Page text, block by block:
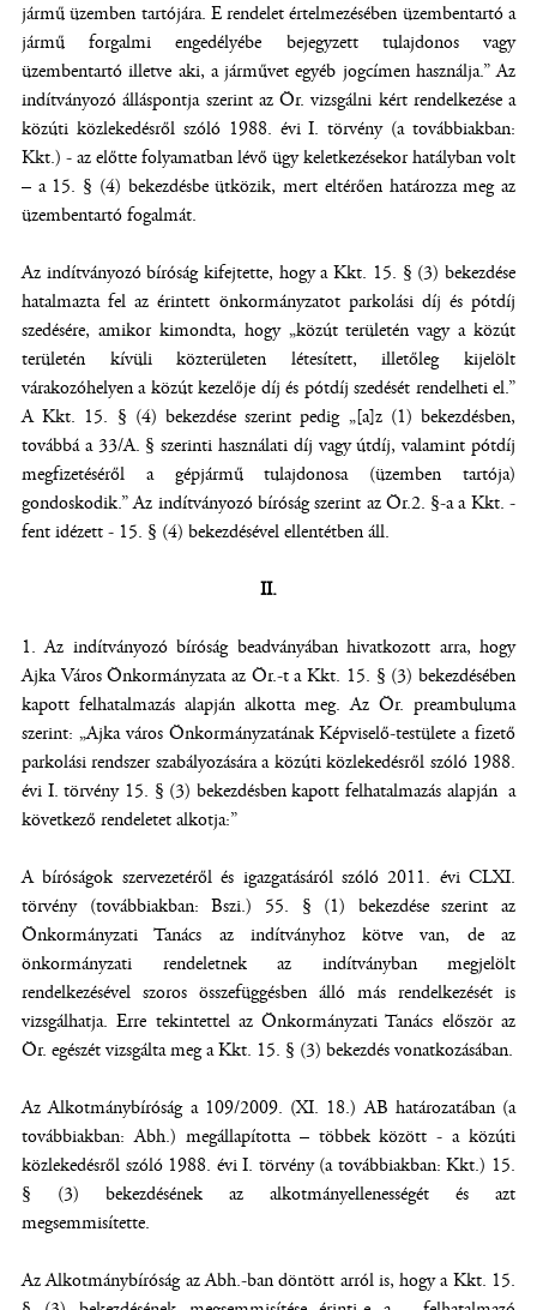
jármű üzemben tartójára. E rendelet értelmezésében üzembentartó a
jármű forgalmi engedélyébe bejegyzett tulajdonos vagy
üzembentartó illetve aki, a járművet egyéb jogcímen használja.” Az
indítványozó álláspontja szerint az Ör. vizsgálni kért rendelkezése a
közúti közlekedésről szóló 1988. évi I. törvény (a továbbiakban:
Kkt.) - az előtte folyamatban lévő ügy keletkezésekor hatályban volt
– a 15. § (4) bekezdésbe ütközik, mert eltérően határozza meg az
üzembentartó fogalmát.
Az indítványozó bíróság kifejtette, hogy a Kkt. 15. § (3) bekezdése
hatalmazta fel az érintett önkormányzatot parkolási díj és pótdíj
szedésére, amikor kimondta, hogy „közút területén vagy a közút
területén kívüli közterületen létesített, illetőleg kijelölt
várakozóhelyen a közút kezelője díj és pótdíj szedését rendelheti el.”
A Kkt. 15. § (4) bekezdése szerint pedig „[a]z (1) bekezdésben,
továbbá a 33/A. § szerinti használati díj vagy útdíj, valamint pótdíj
megfizetéséről a gépjármű tulajdonosa (üzemben tartója)
gondoskodik.” Az indítványozó bíróság szerint az Ör.2. §-a a Kkt. -
fent idézett - 15. § (4) bekezdésével ellentétben áll.
II.
1. Az indítványozó bíróság beadványában hivatkozott arra, hogy
Ajka Város Önkormányzata az Ör.-t a Kkt. 15. § (3) bekezdésében
kapott felhatalmazás alapján alkotta meg. Az Ör. preambuluma
szerint: „Ajka város Önkormányzatának Képviselő-testülete a fizető
parkolási rendszer szabályozására a közúti közlekedésről szóló 1988.
évi I. törvény 15. § (3) bekezdésben kapott felhatalmazás alapján a
következő rendeletet alkotja:”
A bíróságok szervezetéről és igazgatásáról szóló 2011. évi CLXI.
törvény (továbbiakban: Bszi.) 55. § (1) bekezdése szerint az
Önkormányzati Tanács az indítványhoz kötve van, de az
önkormányzati rendeletnek az indítványban megjelölt
rendelkezésével szoros összefüggésben álló más rendelkezését is
vizsgálhatja. Erre tekintettel az Önkormányzati Tanács először az
Ör. egészét vizsgálta meg a Kkt. 15. § (3) bekezdés vonatkozásában.
Az Alkotmánybíróság a 109/2009. (XI. 18.) AB határozatában (a
továbbiakban: Abh.) megállapította – többek között - a közúti
közlekedésről szóló 1988. évi I. törvény (a továbbiakban: Kkt.) 15.
§ (3) bekezdésének az alkotmányellenességét és azt
megsemmisítette.
Az Alkotmánybíróság az Abh.-ban döntött arról is, hogy a Kkt. 15.